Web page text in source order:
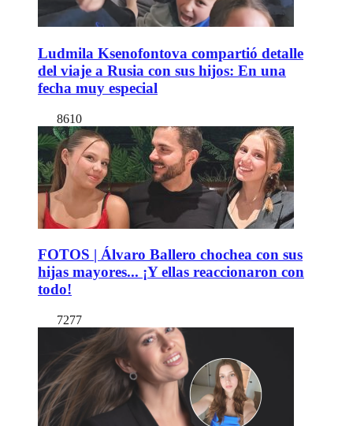
Ludmila Ksenofontova compartió detalle
del viaje a Rusia con sus hijos: En una
fecha muy especial
8610
FOTOS | Álvaro Ballero chochea con sus
hijas mayores... ¡Y ellas reaccionaron con
todo!
7277